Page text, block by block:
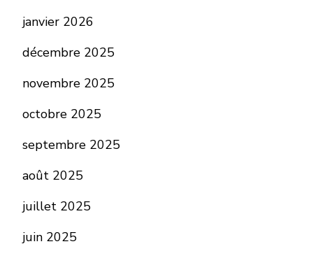
janvier 2026
décembre 2025
novembre 2025
octobre 2025
septembre 2025
août 2025
juillet 2025
juin 2025